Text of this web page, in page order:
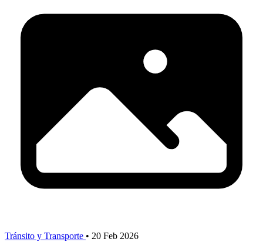
Tránsito y Transporte • 20 Feb 2026